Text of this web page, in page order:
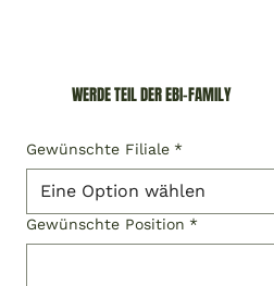
WERDE TEIL DER EBI-FAMILY
Gewünschte Filiale *
Gewünschte Position *